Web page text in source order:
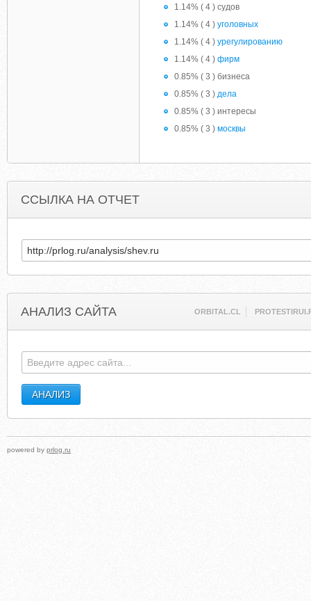
1.14% ( 4 ) судов
1.14% ( 4 ) уголовных
1.14% ( 4 ) урегулированию
1.14% ( 4 ) фирм
0.85% ( 3 ) бизнеса
0.85% ( 3 ) дела
0.85% ( 3 ) интересы
0.85% ( 3 ) москвы
ССЫЛКА НА ОТЧЕТ
АНАЛИЗ САЙТА ORBITAL.CL
powered by prlog.ru